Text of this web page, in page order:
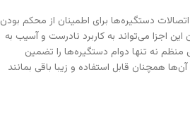
دستگیره‌ها برای اطمینان از محکم بودن
اجزا می‌تواند به کاربرد نادرست و آسیب به
نه تنها دوام دستگیره‌ها را تضمین
همچنان قابل استفاده و زیبا باقی بمانند